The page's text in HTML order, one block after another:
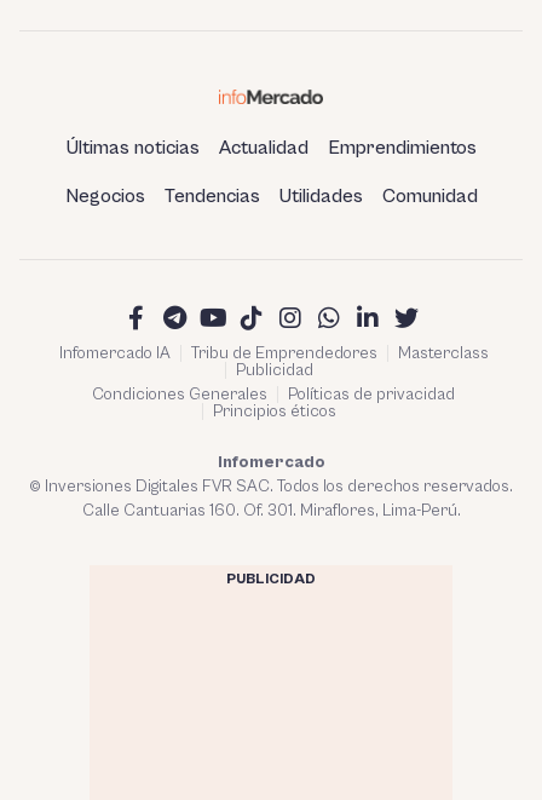
Últimas noticias Actualidad Emprendimientos
Negocios Tendencias Utilidades Comunidad
Infomercado IA Tribu de Emprendedores
Masterclass
Publicidad
Condiciones Generales
Políticas de privacidad
Principios éticos
Infomercado
© Inversiones Digitales FVR SAC. Todos los derechos reservados.
Calle Cantuarias 160. Of. 301. Miraflores, Lima-Perú.
PUBLICIDAD